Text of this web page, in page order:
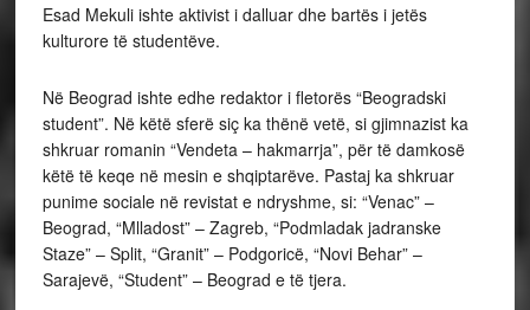
Esad Mekuli ishte aktivist i dalluar dhe bartës i jetës
kulturore të studentëve.
Në Beograd ishte edhe redaktor i fletorës “Beogradski
student”. Në këtë sferë siç ka thënë vetë, si gjimnazist ka
shkruar romanin “Vendeta – hakmarrja”, për të damkosë
këtë të keqe në mesin e shqiptarëve. Pastaj ka shkruar
punime sociale në revistat e ndryshme, si: “Venac” –
Beograd, “Mlladost” – Zagreb, “Podmladak jadranske
Staze” – Split, “Granit” – Podgoricë, “Novi Behar” –
Sarajevë, “Student” – Beograd e të tjera.